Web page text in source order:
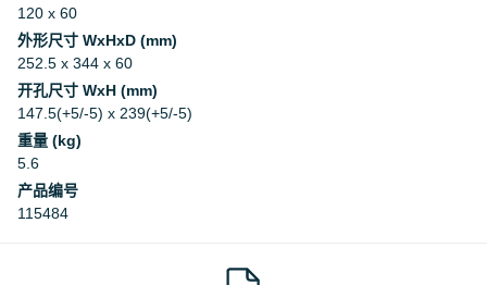
120 x 60
外形尺寸 WxHxD (mm)
252.5 x 344 x 60
开孔尺寸 WxH (mm)
147.5(+5/-5) x 239(+5/-5)
重量 (kg)
5.6
产品编号
115484